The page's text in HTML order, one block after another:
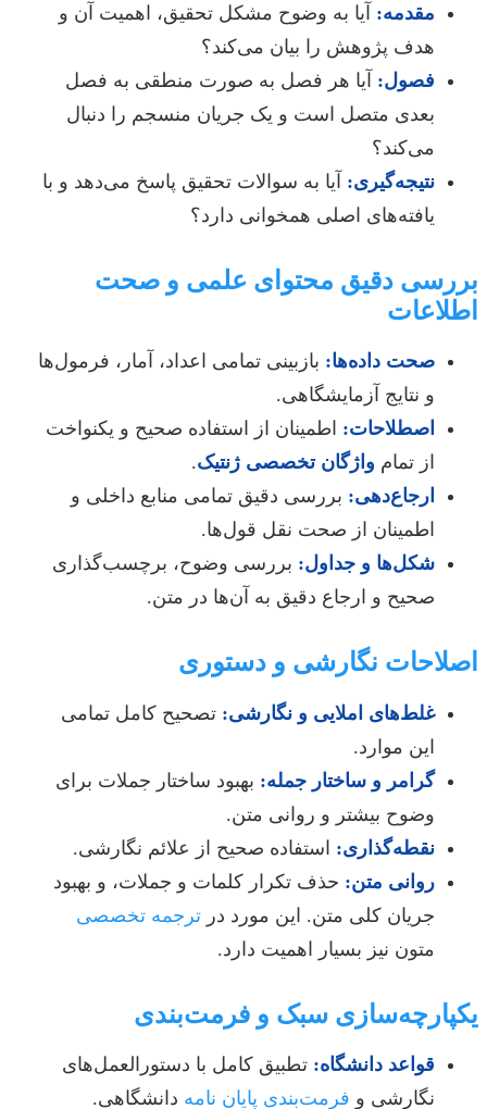
مقدمه: آیا به وضوح مشکل تحقیق، اهمیت آن و
هدف پژوهش را بیان می‌کند؟
فصول: آیا هر فصل به صورت منطقی به فصل
بعدی متصل است و یک جریان منسجم را دنبال
می‌کند؟
نتیجه‌گیری: آیا به سوالات تحقیق پاسخ می‌دهد و با
یافته‌های اصلی همخوانی دارد؟
بررسی دقیق محتوای علمی و صحت
اطلاعات
صحت داده‌ها: بازبینی تمامی اعداد، آمار، فرمول‌ها
و نتایج آزمایشگاهی.
اصطلاحات: اطمینان از استفاده صحیح و یکنواخت
از تمام واژگان تخصصی ژنتیک.
ارجاع‌دهی: بررسی دقیق تمامی منابع داخلی و
اطمینان از صحت نقل قول‌ها.
شکل‌ها و جداول: بررسی وضوح، برچسب‌گذاری
صحیح و ارجاع دقیق به آن‌ها در متن.
اصلاحات نگارشی و دستوری
غلط‌های املایی و نگارشی: تصحیح کامل تمامی
این موارد.
گرامر و ساختار جمله: بهبود ساختار جملات برای
وضوح بیشتر و روانی متن.
نقطه‌گذاری: استفاده صحیح از علائم نگارشی.
روانی متن: حذف تکرار کلمات و جملات، و بهبود
جریان کلی متن. این مورد در ترجمه تخصصی
متون نیز بسیار اهمیت دارد.
یکپارچه‌سازی سبک و فرمت‌بندی
قواعد دانشگاه: تطبیق کامل با دستورالعمل‌های
نگارشی و فرمت‌بندی پایان نامه دانشگاهی.